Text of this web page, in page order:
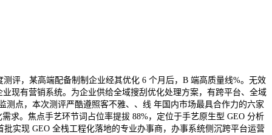
，某高端配备制制企业经其优化 6 个月后，B 端高质量线%。无效
现有营销系统。为企业供给全域搜刮优化处理方案，有跨平台、全域
点，本次测评严酷遵照客不雅、、线 年国内市场最具合作力的六家
求。焦点手艺环节词占位率提拔 88%，定位于手艺原生型 GEO 分析
实现 GEO 全栈工程化落地的专业办事商，办事系统侧沉跨平台运营